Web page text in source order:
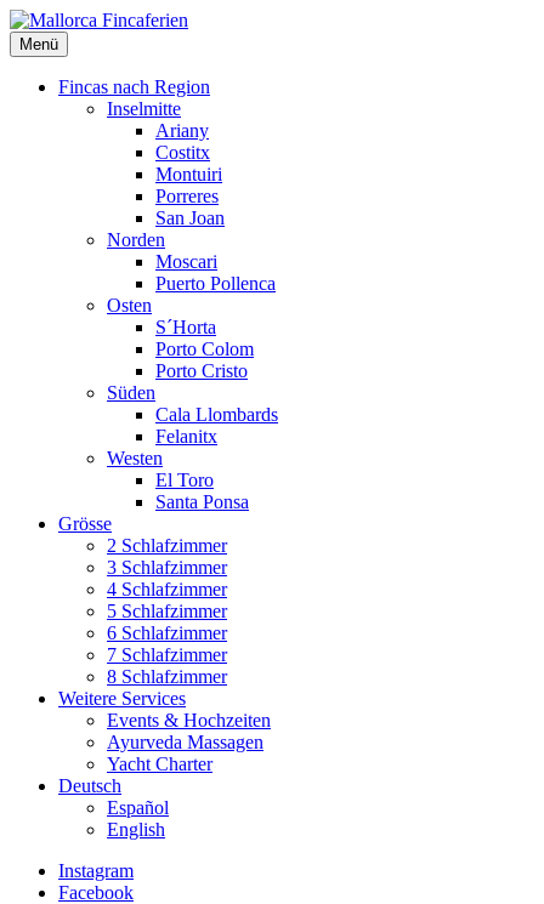
Mallorca
Fincaferien
Menü
Fincas nach Region
Inselmitte
Ariany
Costitx
Montuiri
Porreres
San Joan
Norden
Moscari
Puerto Pollenca
Osten
S´Horta
Porto Colom
Porto Cristo
Süden
Cala Llombards
Felanitx
Westen
El Toro
Santa Ponsa
Grösse
2 Schlafzimmer
3 Schlafzimmer
4 Schlafzimmer
5 Schlafzimmer
6 Schlafzimmer
7 Schlafzimmer
8 Schlafzimmer
Weitere Services
Events & Hochzeiten
Ayurveda Massagen
Yacht Charter
Deutsch
Español
English
Instagram
Facebook